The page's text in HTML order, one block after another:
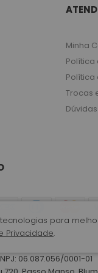
para
Privacidade.
Minha
Política
Política
Trocas
06.087.056/0001-01